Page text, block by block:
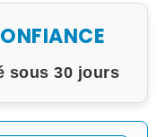
sous 30 jours